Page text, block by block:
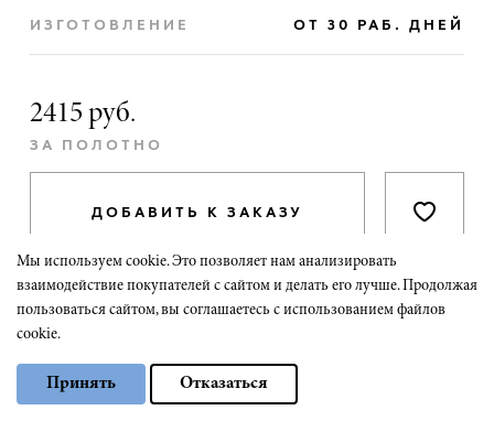
ИЗГОТОВЛЕНИЕ ОТ 30 РАБ. ДНЕЙ
2415 руб.
ЗА ПОЛОТНО
ДОБАВИТЬ К ЗАКАЗУ
Модели дверей в похожем стиле
К двери Linea 9 мы нашли ещё два похожих варианта.
Мы используем cookie. Это позволяет нам анализировать
взаимодействие покупателей с сайтом и делать его лучше. Продолжая
пользоваться сайтом, вы соглашаетесь с использованием файлов
cookie.
Минимальные
Принять Отказаться